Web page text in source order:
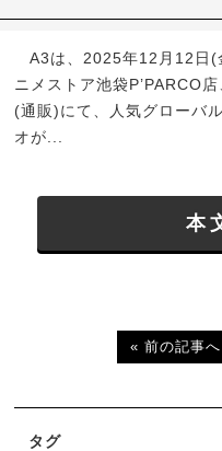
A3は、2025年12月12日(
ニメストア池袋P’PARCO
(通販)にて、人気グローバ
オが...
本
« 前の記事へ
タグ